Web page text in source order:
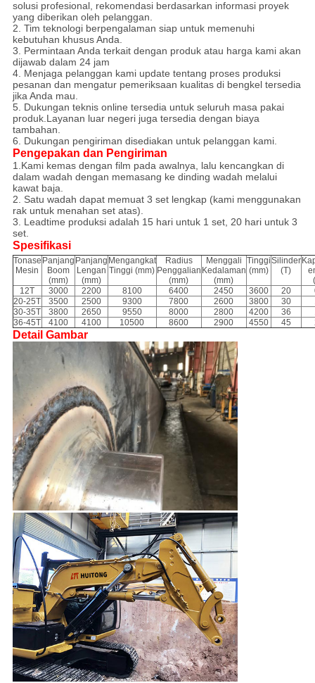
solusi profesional, rekomendasi berdasarkan informasi proyek
yang diberikan oleh pelanggan.
2. Tim teknologi berpengalaman siap untuk memenuhi
kebutuhan khusus Anda.
3. Permintaan Anda terkait dengan produk atau harga kami akan
dijawab dalam 24 jam
4. Menjaga pelanggan kami update tentang proses produksi
pesanan dan mengatur pemeriksaan kualitas di bengkel tersedia
jika Anda mau.
5. Dukungan teknis online tersedia untuk seluruh masa pakai
produk.Layanan luar negeri juga tersedia dengan biaya
tambahan.
6. Dukungan pengiriman disediakan untuk pelanggan kami.
Pengepakan dan Pengiriman
1.Kami kemas dengan film pada awalnya, lalu kencangkan di
dalam wadah dengan memasang ke dinding wadah melalui
kawat baja.
2. Satu wadah dapat memuat 3 set lengkap (kami menggunakan
rak untuk menahan set atas).
3. Leadtime produksi adalah 15 hari untuk 1 set, 20 hari untuk 3
set.
Spesifikasi
Tonase
Mesin
Panjang
Boom
(mm)
Panjang
Lengan
(mm)
Mengangkat
Tinggi (mm)
Radius
Penggalian
(mm)
Menggali
Kedalaman
(mm)
Tinggi
(mm)
Silinder
(T)
12T
3000 2200 8100 6400 2450 3600 20
20-25T
3500 2500 9300 7800 2600 3800 30
30-35T
3800 2650 9550 8000 2800 4200 36
36-45T
4100 4100 10500 8600 2900 4550 45
Detail Gambar